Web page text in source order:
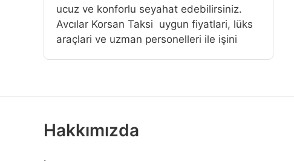
ucuz ve konforlu seyahat edebilirsiniz.
Avcılar Korsan Taksi uygun fiyatlari, lüks
araçlari ve uzman personelleri ile işini
Hakkımızda